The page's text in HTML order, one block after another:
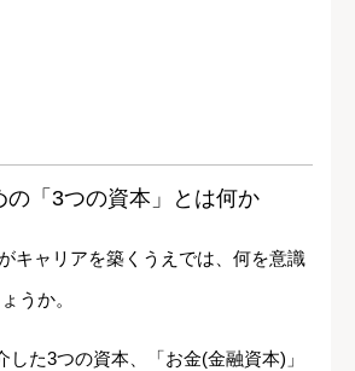
の「3つの資本」とは何か
キャリアを築くうえでは、何を意識
うか。
した3つの資本、「お金(金融資本)」